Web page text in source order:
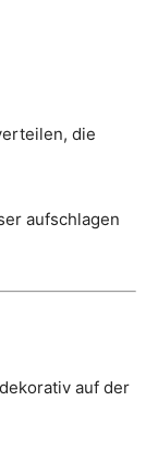
die
aufschlagen
auf der